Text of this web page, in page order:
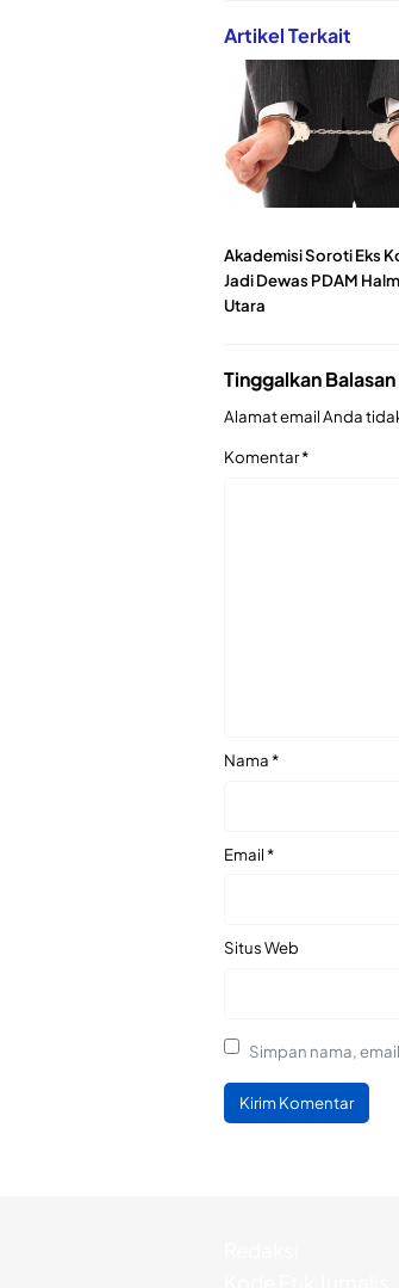
Artikel Terkait
Akademisi Soroti Eks
Jadi Dewas PDAM
Utara
Tinggalkan Balasan
Alamat email Anda
Komentar*
Nama*
Email*
Situs Web
Simpan nama,